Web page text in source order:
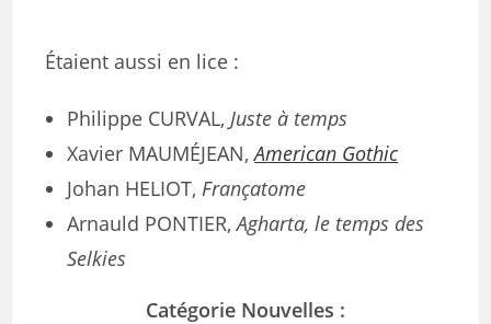
Étaient aussi en lice :
Philippe CURVAL,Juste à temps
Xavier MAUMÉJEAN,American Gothic
Johan HELIOT,Françatome
Arnauld PONTIER,Agharta, le temps des
Selkies
Catégorie Nouvelles :